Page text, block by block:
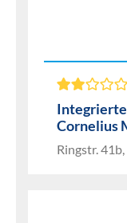
Integrierte
Cornelius
Ringstr.